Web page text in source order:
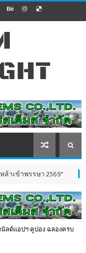
2569” ข่าวทั่วไป
ลด์แอปฯ คูปอง ฉลองครบ